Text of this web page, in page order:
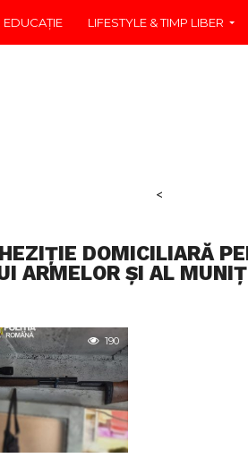
EDUCAŢIE LIFESTYLE & TIMP LIBER
<
DOMICILIARĂ
ARMELOR ȘI AL
190